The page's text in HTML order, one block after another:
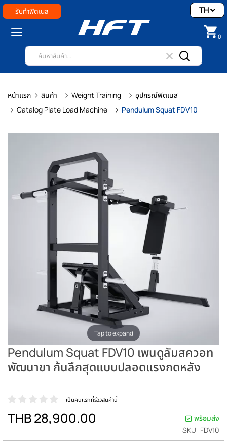
รับทำฟิตเนส
0
TH
หน้าแรก สินค้า Weight Training
อุปกรณ์ฟิตเนส
Catalog Plate Load Machine
Pendulum Squat FDV10
Tap to expand
Pendulum Squat FDV10 เพนดูลัมสควอท
พัฒนาขา ก้นลึกสุดแบบปลอดแรงกดหลัง
เป็นคนแรกที่รีวิวสินค้านี้
THB 28,900.00
พร้อมส่ง
SKU FDV10